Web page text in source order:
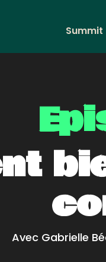
Summit
Avec Gabrielle